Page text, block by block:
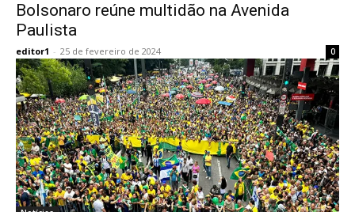
Bolsonaro reúne multidão na Avenida
Paulista
editor1 - 25 de fevereiro de 2024 0